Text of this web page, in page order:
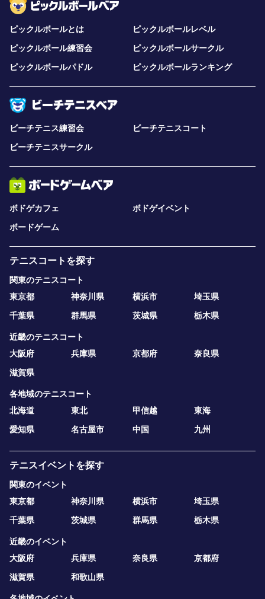
ピックルボールとは
ピックルボールレベル
ピックルボール練習会
ピックルボールサークル
ピックルボールパドル
ピックルボールランキング
ビーチテニス練習会
ビーチテニスコート
ビーチテニスサークル
ボドゲカフェ
ボドゲイベント
ボードゲーム
テニスコートを探す
関東のテニスコート
東京都
神奈川県 横浜市
埼玉県
千葉県
群馬県 茨城県 栃木県
近畿のテニスコート
大阪府
兵庫県 京都府
奈良県
滋賀県
各地域のテニスコート
北海道
東北 甲信越
東海
愛知県
名古屋市 中国 九州
テニスイベントを探す
関東のイベント
東京都
神奈川県 横浜市
埼玉県
千葉県
茨城県 群馬県 栃木県
近畿のイベント
大阪府
兵庫県 奈良県
京都府
滋賀県
和歌山県